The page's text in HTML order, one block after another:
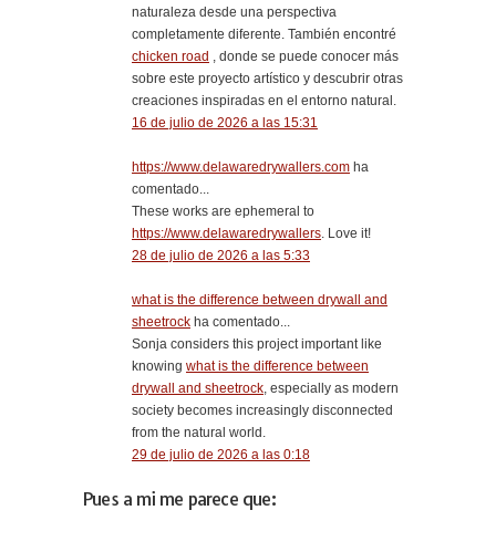
naturaleza desde una perspectiva
completamente diferente. También encontré
chicken road , donde se puede conocer más
sobre este proyecto artístico y descubrir otras
creaciones inspiradas en el entorno natural.
16 de julio de 2026 a las 15:31
https://www.delawaredrywallers.com ha
comentado...
These works are ephemeral to
https://www.delawaredrywallers. Love it!
28 de julio de 2026 a las 5:33
what is the difference between drywall and
sheetrock ha comentado...
Sonja considers this project important like
knowing what is the difference between
drywall and sheetrock, especially as modern
society becomes increasingly disconnected
from the natural world.
29 de julio de 2026 a las 0:18
Pues a mi me parece que: